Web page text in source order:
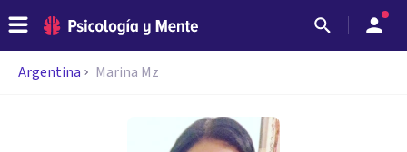
Argentina Marina Mz